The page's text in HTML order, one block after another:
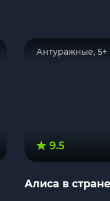
Антуражные, 5+
9.5
Алиса в